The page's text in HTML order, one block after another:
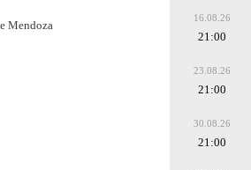
Mendoza
16.08.26
21:00
23.08.26
21:00
30.08.26
21:00